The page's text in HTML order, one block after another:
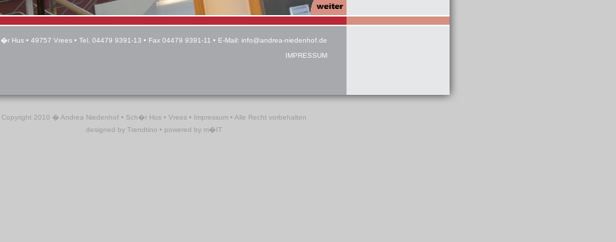
Hus • 49757 Vrees • Tel. 04479 9391-13 • Fax 04479 9391-11 • E-Mail: info@andrea-niedenhof.de
IMPRESSUM
Copyright 2010 � Andrea Niedenhof • Sch�r Hus • Vrees • Impressum • Alle Recht vorbehalten
designed by Trendtino • powered by m�IT